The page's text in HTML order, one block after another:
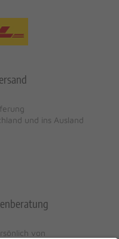
und ins Ausland
von